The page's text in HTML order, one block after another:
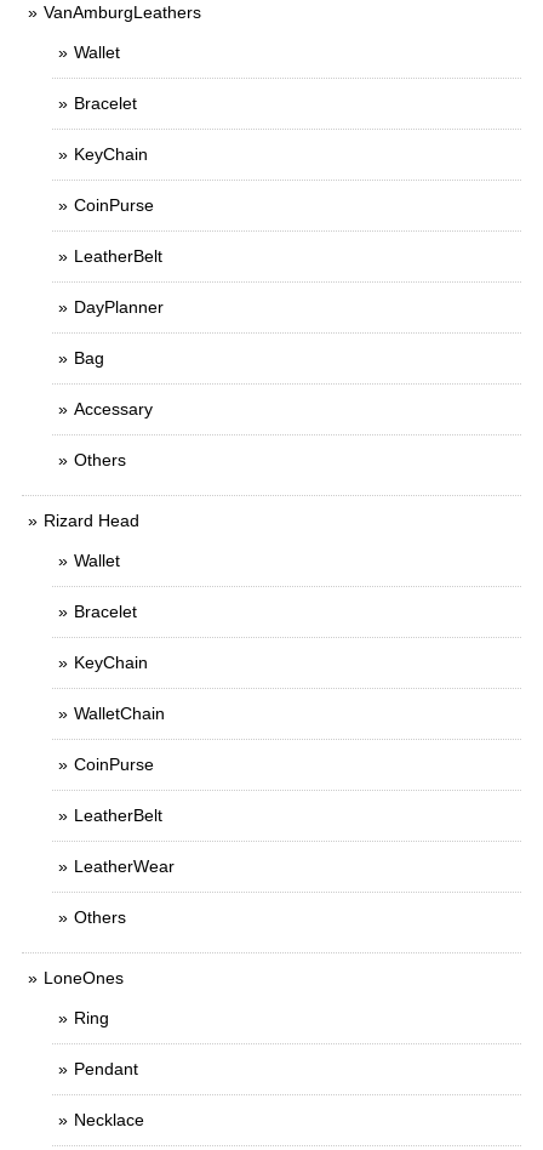
VanAmburgLeathers
Wallet
Bracelet
KeyChain
CoinPurse
LeatherBelt
DayPlanner
Bag
Accessary
Others
Rizard Head
Wallet
Bracelet
KeyChain
WalletChain
CoinPurse
LeatherBelt
LeatherWear
Others
LoneOnes
Ring
Pendant
Necklace